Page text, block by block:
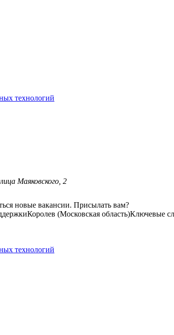
технологий
Маяковского, 2
новые вакансии. Присылать вам?
Королев (Московская область)Ключевые
технологий